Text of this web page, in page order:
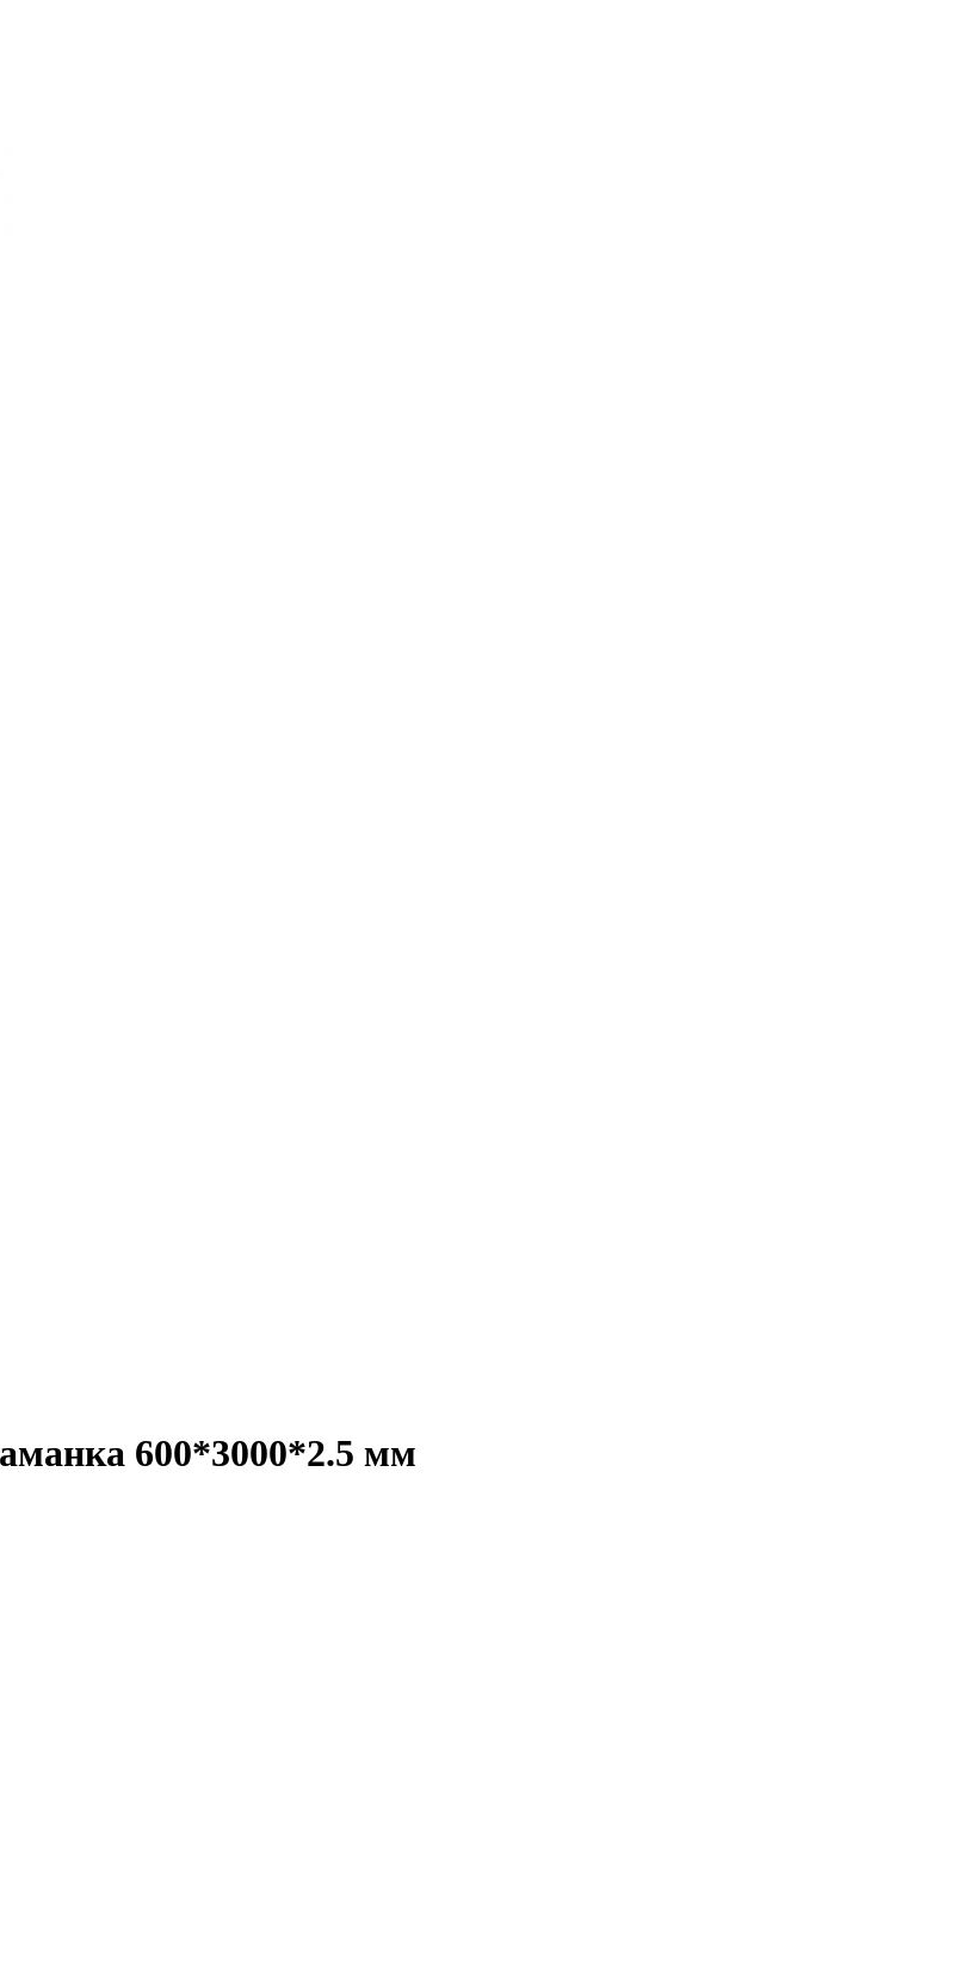
600*3000*2.5 мм